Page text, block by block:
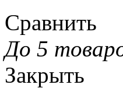
Сравнить
До 5
Закрыть